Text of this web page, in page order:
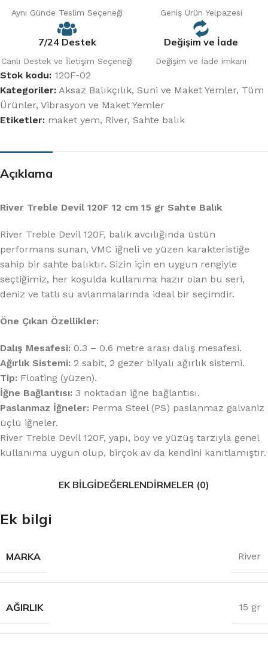
Aynı Günde Teslim Seçeneği Geniş Ürün Yelpazesi
7/24 Destek
Canlı Destek ve İletişim Seçeneği
Değişim ve İade
Değişim ve İade imkanı
Stok kodu: 120F-02
Kategoriler: Aksaz Balıkçılık, Suni ve Maket Yemler, Tüm
Ürünler, Vibrasyon ve Maket Yemler
Etiketler: maket yem, River, Sahte balık
Açıklama
River Treble Devil 120F 12 cm 15 gr Sahte Balık
River Treble Devil 120F, balık avcılığında üstün
performans sunan, VMC iğneli ve yüzen karakteristiğe
sahip bir sahte balıktır. Sizin için en uygun rengiyle
seçtiğimiz, her koşulda kullanıma hazır olan bu seri,
deniz ve tatlı su avlanmalarında ideal bir seçimdir.
Öne Çıkan Özellikler:
Dalış Mesafesi: 0.3 – 0.6 metre arası dalış mesafesi.
Ağırlık Sistemi: 2 sabit, 2 gezer bilyalı ağırlık sistemi.
Tip: Floating (yüzen).
İğne Bağlantısı: 3 noktadan iğne bağlantısı.
Paslanmaz İğneler: Perma Steel (PS) paslanmaz galvaniz
üçlü iğneler.
River Treble Devil 120F, yapı, boy ve yüzüş tarzıyla genel
kullanıma uygun olup, birçok av da kendini kanıtlamıştır.
EK BILGIDEĞERLENDIRMELER (0)
Ek bilgi
MARKA River
AĞIRLIK 15 gr